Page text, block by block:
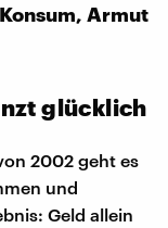
Armut
glücklich
2002 geht es
und
Geld allein